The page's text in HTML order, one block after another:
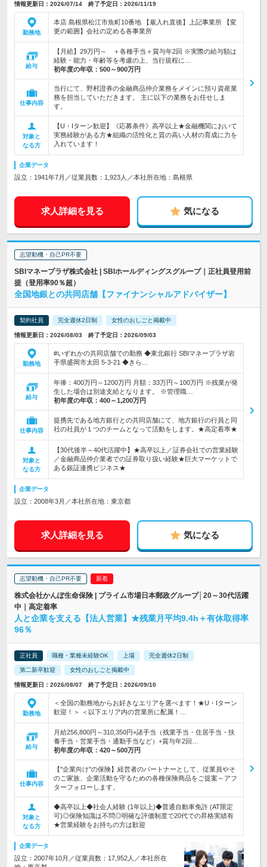
情報更新日：2026/07/14 終了予定日：2026/11/19
勤務地
本店 島根県松江市魚町10番地 【雇入れ直後】上記事業所 【変
更の範囲】会社の定める各事業所
給与
【月給】29万円～ ＋各種手当＋賞与年2回 ※実際の給与額は
経験・能力・年齢等を考慮の上、当行規程に…
初年度の年収： 500～900万円
仕事内容
当行にて、野村證券の金融商品仲介業務をメインに預り資産業
務を担当していただきます。 主に以下の業務をお任せしま
す。
対象と
なる方
【U・Iターン歓迎】《応募条件》高卒以上★金融機関において
実務経験がある方★組織の活性化と質の高い人材の育成に力を
入れています！
企業データ
設立：1941年7月／従業員数：1,923人／本社所在地：島根県
求人詳細を見る 気になる
志望動機・自己PR不要
SBIマネープラザ株式会社 | SBIホールディングスグループ｜正社員登用前
提（登用率90％超）
全国地銀との共同店舗【ファイナンシャルアドバイザー】
契約社員 完全週休2日制 女性のおしごと掲載中
情報更新日：2026/08/03 終了予定日：2026/09/03
勤務地
#いずれかの共同店舗での勤務 ◆東北銀行 SBIマネープラザ岩
手県盛岡市太田 5-3-21 ◆きら…
給与
年俸：400万円～1200万円 月額：33万円～100万円 ※残業が発
生した場合は別途支給となります。 ※管理職…
初年度の年収： 400～1,200万円
仕事内容
提携先である地方銀行との共同店舗にて、地方銀行の行員と同
社の社員が１つのチームとなって活動をします。★高定着率★
対象と
なる方
【30代後半～40代活躍中】★高卒以上／証券会社での営業経験
／金融商品仲介業者での証券取り扱い経験★巨大マーケットで
ある銀証連携ビジネス★
企業データ
設立：2008年3月／本社所在地：東京都
求人詳細を見る 気になる
志望動機・自己PR不要
株式会社かんぽ生命保険 | プライム市場日本郵政グループ│20～30代活躍
中｜高定着率
人と企業を支える【法人営業】★残業月平均9.4h＋有休取得率
96％
正社員 職種・業種未経験OK 上場 完全週休2日制
第二新卒歓迎 女性のおしごと掲載中
情報更新日：2026/08/07 終了予定日：2026/09/10
勤務地
＜全国の勤務地からお好きなエリアを選べます！★U・Iターン
歓迎！＞ ＜以下エリア内の営業所に配属！…
給与
月給256,800円～310,350円+諸手当（残業手当・住居手当・扶
養手当・営業手当・通勤手当など）+賞与年2回…
初年度の年収： 420～500万円
仕事内容
【"企業向け"の保険】経営者のパートナーとして、従業員やそ
のご家族、企業活動を守るための各種保険商品をご提案～アフ
ターフォローします。
対象と
なる方
◆高卒以上◆社会人経験 (1年以上)◆普通自動車免許 (AT限定
可)◎保険知識は不問◎明確な評価制度で20代での昇格実績有
★営業経験をお持ちの方は歓迎
企業データ
設立：2007年10月／従業員数：17,952人／本社所在